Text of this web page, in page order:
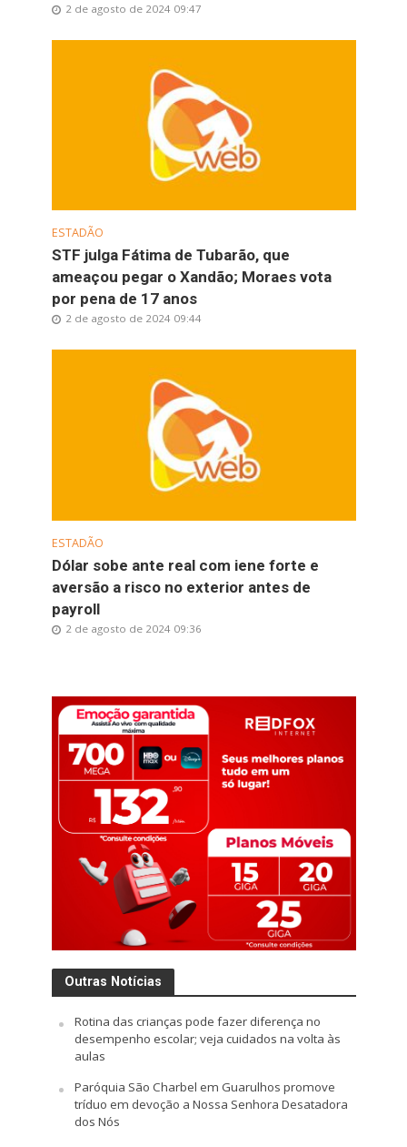
2 de agosto de 2024 09:47
ESTADÃO
STF julga Fátima de Tubarão, que
ameaçou pegar o Xandão; Moraes vota
por pena de 17 anos
2 de agosto de 2024 09:44
ESTADÃO
Dólar sobe ante real com iene forte e
aversão a risco no exterior antes de
payroll
2 de agosto de 2024 09:36
Outras Notícias
Rotina das crianças pode fazer diferença no
desempenho escolar; veja cuidados na volta às
aulas
Paróquia São Charbel em Guarulhos promove
tríduo em devoção a Nossa Senhora Desatadora
dos Nós